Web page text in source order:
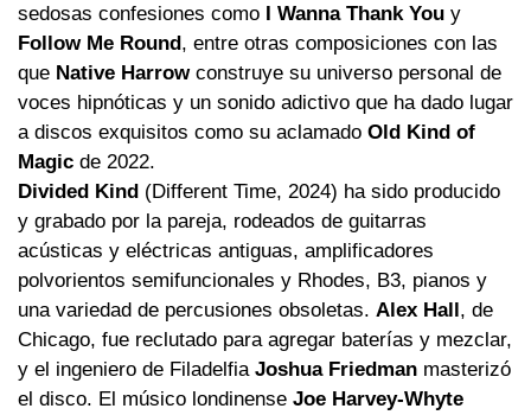
sedosas confesiones como I Wanna Thank You y
Follow Me Round, entre otras composiciones con las
que Native Harrowconstruye su universo personal de
voces hipnóticas y un sonido adictivo que ha dado lugar
a discos exquisitos como su aclamado Old Kind of
Magic de 2022.
Divided Kind (Different Time, 2024) ha sido producido
y grabado por la pareja, rodeados de guitarras
acústicas y eléctricas antiguas, amplificadores
polvorientos semifuncionales y Rhodes, B3, pianos y
una variedad de percusiones obsoletas. Alex Hall, de
Chicago, fue reclutado para agregar baterías y mezclar,
y el ingeniero de Filadelfia Joshua Friedman masterizó
el disco. El músico londinense Joe Harvey-Whyte